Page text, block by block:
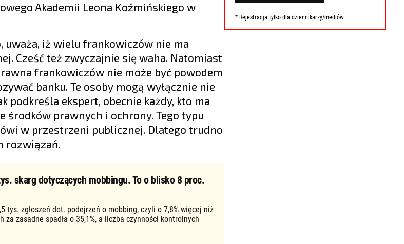
Akademii Leona Koźmińskiego w
uważa, iż wielu frankowiczów nie ma
Cześć też zwyczajnie się waha. Natomiast
frankowiczów nie może być powodem
banku. Te osoby mogą wyłącznie nie
podkreśla ekspert, obecnie każdy, kto ma
środków prawnych i ochrony. Tego typu
w przestrzeni publicznej. Dlatego trudno
rozwiązań.
skarg dotyczących mobbingu. To o blisko 8 proc.
tys. zgłoszeń dot. podejrzeń o mobbing, czyli o 7,8% więcej niż
zasadne spadła o 35,1%, a liczba czynności kontrolnych
* Rejestracja tylko dla dziennikarzy/mediów